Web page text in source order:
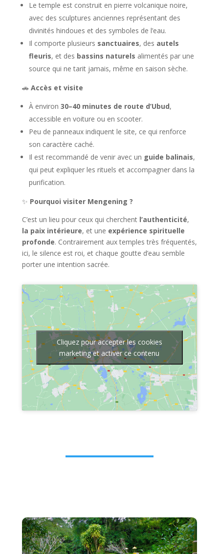
Le temple est construit en pierre volcanique noire,
avec des sculptures anciennes représentant des
divinités hindoues et des symboles de l’eau.
Il comporte plusieurs sanctuaires, des autels
fleuris, et des bassins naturels alimentés par une
source qui ne tarit jamais, même en saison sèche.
🚗 Accès et visite
À environ 30–40 minutes de route d’Ubud,
accessible en voiture ou en scooter.
Peu de panneaux indiquent le site, ce qui renforce
son caractère caché.
Il est recommandé de venir avec un guide balinais,
qui peut expliquer les rituels et accompagner dans la
purification.
✨ Pourquoi visiter Mengening ?
C’est un lieu pour ceux qui cherchent l’authenticité,
la paix intérieure, et une expérience spirituelle
profonde. Contrairement aux temples très fréquentés,
ici, le silence est roi, et chaque goutte d’eau semble
porter une intention sacrée.
Cliquez pour accepter les cookies
marketing et activer ce contenu